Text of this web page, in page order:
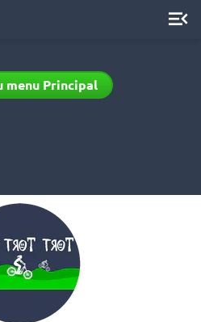
menu Principal
menu_open